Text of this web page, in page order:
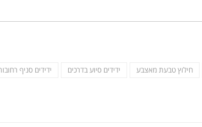
חילוץ טבעת מאצבע ידידים סיוע בדרכים ידידים סניף